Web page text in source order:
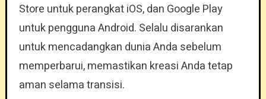
Store untuk perangkat iOS, dan Google Play
untuk pengguna Android. Selalu disarankan
untuk mencadangkan dunia Anda sebelum
memperbarui, memastikan kreasi Anda tetap
aman selama transisi.